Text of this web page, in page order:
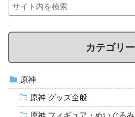
カテゴリー
原神
原神 グッズ全般